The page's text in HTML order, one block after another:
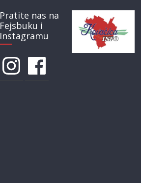
Pratite nas na
Fejsbuku i
Instagramu
InstagramFacebook